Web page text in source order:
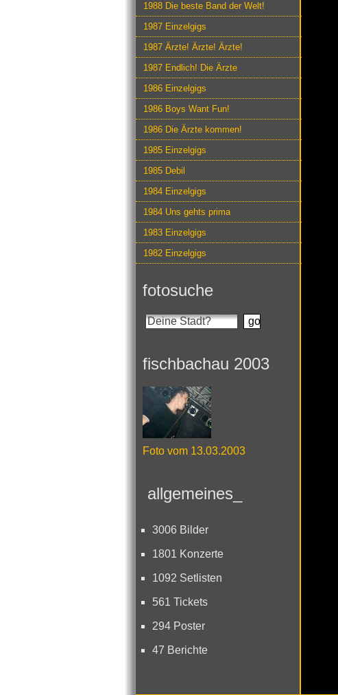
1988 Die beste Band der Welt!
1987 Einzelgigs
1987 Ärzte! Ärzte! Ärzte!
1987 Endlich! Die Ärzte
1986 Einzelgigs
1986 Boys Want Fun!
1986 Die Ärzte kommen!
1985 Einzelgigs
1985 Debil
1984 Einzelgigs
1984 Uns gehts prima
1983 Einzelgigs
1982 Einzelgigs
fotosuche
fischbachau 2003
Foto vom 13.03.2003
allgemeines_
3006 Bilder
1801 Konzerte
1092 Setlisten
561 Tickets
294 Poster
47 Berichte